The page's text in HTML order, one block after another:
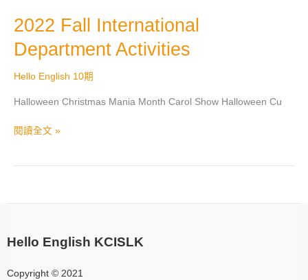
2022 Fall International
Department Activities
Hello English 10期
Halloween Christmas Mania Month Carol Show Halloween Cu
2022
Fall
International
Activities
閱讀全文 »
Hello English KCISLK
Copyright © 2021